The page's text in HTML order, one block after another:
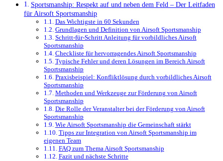
Sportsmanship: Respekt auf und neben dem Feld – Der Leitfaden
für Airsoft Sportsmanship
Das Wichtigste in 60 Sekunden
Grundlagen und Definition von Airsoft Sportsmanship
Schritt-für-Schritt Anleitung für vorbildliches Airsoft
Sportsmanship
Checkliste für hervorragendes Airsoft Sportsmanship
Typische Fehler und deren Lösungen im Bereich Airsoft
Sportsmanship
Praxisbeispiel: Konfliktlösung durch vorbildliches Airsoft
Sportsmanship
Methoden und Werkzeuge zur Förderung von Airsoft
Sportsmanship
Die Rolle der Veranstalter bei der Förderung von Airsoft
Sportsmanship
Wie Airsoft Sportsmanship die Gemeinschaft stärkt
Tipps zur Integration von Airsoft Sportsmanship im
eigenen Team
FAQ zum Thema Airsoft Sportsmanship
Fazit und nächste Schritte